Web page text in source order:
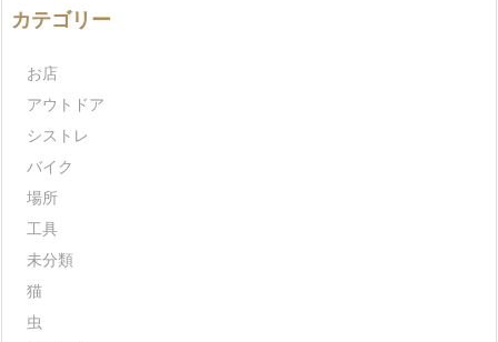
カテゴリー
お店
アウトドア
シストレ
バイク
場所
工具
未分類
猫
虫